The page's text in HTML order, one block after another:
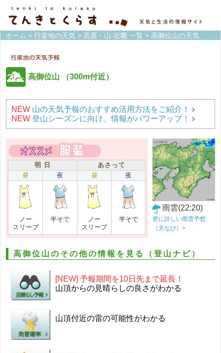
ホーム > 行楽地の天気 > 高原・山-近畿 一覧 > 高御位山の天気
高御位山 （300m付近）
NEW 山の天気予報のおすすめ活用方法をご紹介！
NEW 登山シーズンに向け、情報がパワーアップ！
明 日
あさって
昼
夜 昼 夜
ノー
スリーブ
半そで
ノー
スリーブ
半そで
雨雲(22:20)
更に詳しい雨雲予想
（天なび）>
高御位山のその他の情報を見る（登山ナビ）
[NEW] 予報期間を10日先まで延長！
山頂からの見晴らしの良さがわかる
山頂付近の雷の可能性がわかる